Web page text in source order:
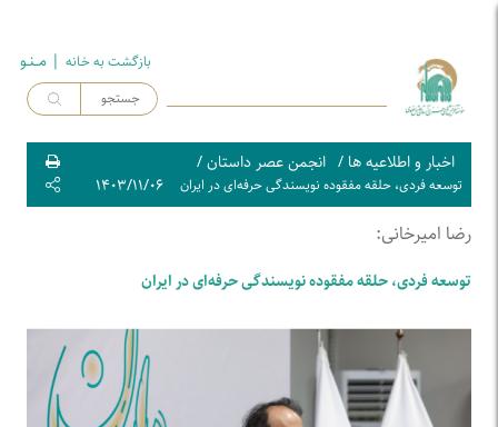
بازگشت به خـانه | مــنـو
اخبار و اطلاعیه ها / انجمن عصر داستان/
توسعه فردی، حلقه مفقوده نویسندگی حرفه‌ای در ایران ۱۴۰۳/۱۱/۰۶
رضا امیرخانی:
توسعه فردی، حلقه مفقوده نویسندگی حرفه‌ای در ایران